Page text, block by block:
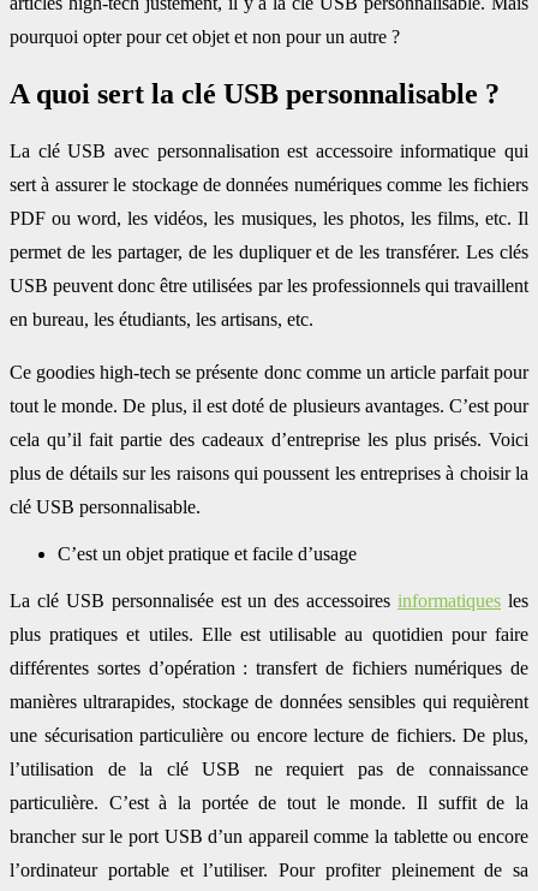
pourquoi opter pour cet objet et non pour un autre ?
A quoi sert la clé USB personnalisable ?
La clé USB avec personnalisation est accessoire informatique qui
sert à assurer le stockage de données numériques comme les fichiers
PDF ou word, les vidéos, les musiques, les photos, les films, etc. Il
permet de les partager, de les dupliquer et de les transférer. Les clés
USB peuvent donc être utilisées par les professionnels qui travaillent
en bureau, les étudiants, les artisans, etc.
Ce goodies high-tech se présente donc comme un article parfait pour
tout le monde. De plus, il est doté de plusieurs avantages. C’est pour
cela qu’il fait partie des cadeaux d’entreprise les plus prisés. Voici
plus de détails sur les raisons qui poussent les entreprises à choisir la
clé USB personnalisable.
C’est un objet pratique et facile d’usage
La clé USB personnalisée est un des accessoiresinformatiques les
plus pratiques et utiles. Elle est utilisable au quotidien pour faire
différentes sortes d’opération : transfert de fichiers numériques de
manières ultrarapides, stockage de données sensibles qui requièrent
une sécurisation particulière ou encore lecture de fichiers. De plus,
l’utilisation de la clé USB ne requiert pas de connaissance
particulière. C’est à la portée de tout le monde. Il suffit de la
brancher sur le port USB d’un appareil comme la tablette ou encore
l’ordinateur portable et l’utiliser. Pour profiter pleinement de sa